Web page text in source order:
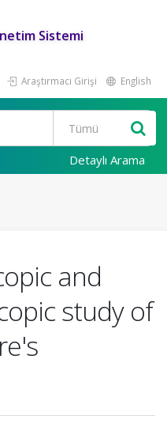
Sistemi
Araştırmacı Girişi English
Detaylı Arama
and
study of